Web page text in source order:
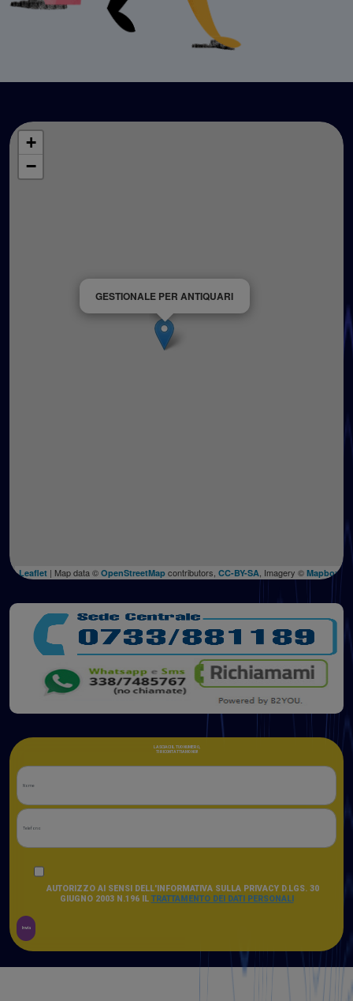
GESTIONALE PER ANTIQUARI
+
−
Leaflet | Map data © OpenStreetMap contributors, CC-BY-SA , Imagery © Mapbox
LASCIACI IL TUO NUMERO,
TI RICONTATTIAMO NOI!
AUTORIZZO AI SENSI DELL'INFORMATIVA SULLA PRIVACY D.LGS. 30
GIUGNO 2003 N.196 IL TRATTAMENTO DEI DATI PERSONALI
Invia